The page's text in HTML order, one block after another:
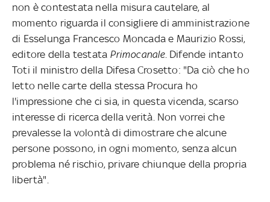
non è contestata nella misura cautelare, al
momento riguarda il consigliere di amministrazione
di Esselunga Francesco Moncada e Maurizio Rossi,
editore della testata Primocanale. Difende intanto
Toti il ministro della Difesa Crosetto: "Da ciò che ho
letto nelle carte della stessa Procura ho
l'impressione che ci sia, in questa vicenda, scarso
interesse di ricerca della verità. Non vorrei che
prevalesse la volontà di dimostrare che alcune
persone possono, in ogni momento, senza alcun
problema né rischio, privare chiunque della propria
libertà".